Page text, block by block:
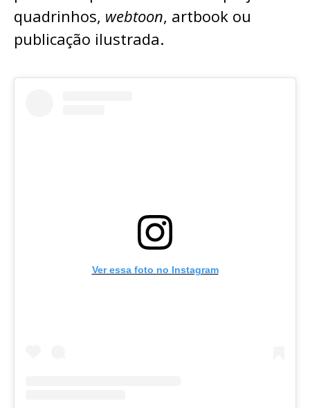
quadrinhos, webtoon, artbook ou
publicação ilustrada.
Ver essa foto no Instagram